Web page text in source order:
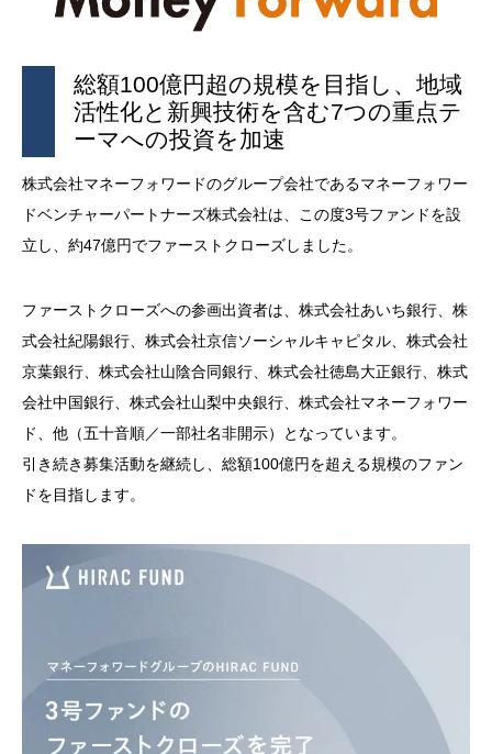
総額100億円超の規模を目指し、地域
活性化と新興技術を含む7つの重点テ
ーマへの投資を加速
株式会社マネーフォワードのグループ会社であるマネーフォワー
ドベンチャーパートナーズ株式会社は、この度3号ファンドを設
立し、約47億円でファーストクローズしました。
ファーストクローズへの参画出資者は、株式会社あいち銀行、株
式会社紀陽銀行、株式会社京信ソーシャルキャピタル、株式会社
京葉銀行、株式会社山陰合同銀行、株式会社徳島大正銀行、株式
会社中国銀行、株式会社山梨中央銀行、株式会社マネーフォワー
ド、他（五十音順／一部社名非開示）となっています。
引き続き募集活動を継続し、総額100億円を超える規模のファン
ドを目指します。